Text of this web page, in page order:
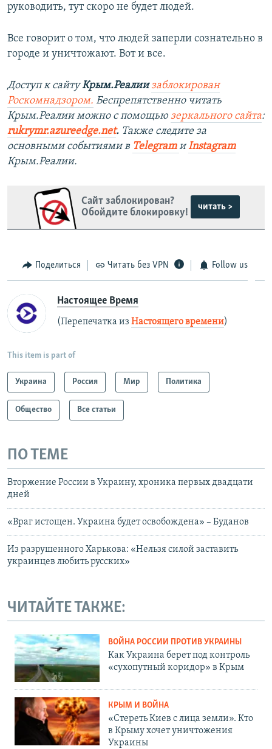
руководить, тут скоро не будет людей.
Все говорит о том, что людей заперли сознательно в
городе и уничтожают. Вот и все.
Доступ к сайтуКрым.Реалии заблокирован
Роскомнадзором. Беспрепятственно читать
Крым.Реалии можно с помощью зеркального сайта:
rukrymr.azureedge.net. Также следите за
основными событиями в TelegramиInstagram
Крым.Реалии.
Сайт заблокирован?
Обойдите блокировку!
читать >
Поделиться Читать без VPN Follow us
Настоящее Время
(Перепечатка из Настоящего времени)
This item is part of
Украина Россия Мир Политика
Общество Все статьи
ПО ТЕМЕ
Вторжение России в Украину, хроника первых двадцати
дней
«Враг истощен. Украина будет освобождена» – Буданов
Из разрушенного Харькова: «Нельзя силой заставить
украинцев любить русских»
ЧИТАЙТЕ ТАКЖЕ:
ВОЙНА РОССИИ ПРОТИВ УКРАИНЫ
Как Украина берет под контроль
«сухопутный коридор» в Крым
КРЫМ И ВОЙНА
«Стереть Киев с лица земли». Кто
в Крыму хочет уничтожения
Украины